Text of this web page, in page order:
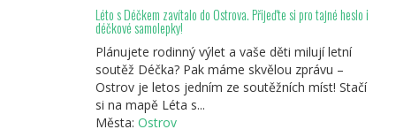
Léto s Déčkem zavítalo do Ostrova. Přijeďte si pro tajné heslo i
déčkové samolepky!
Plánujete rodinný výlet a vaše děti milují letní
soutěž Déčka? Pak máme skvělou zprávu –
Ostrov je letos jedním ze soutěžních míst! Stačí
si na mapě Léta s...
Města: Ostrov